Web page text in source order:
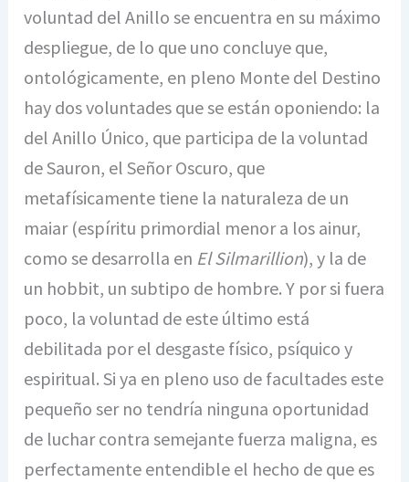
voluntad del Anillo se encuentra en su máximo
despliegue, de lo que uno concluye que,
ontológicamente, en pleno Monte del Destino
hay dos voluntades que se están oponiendo: la
del Anillo Único, que participa de la voluntad
de Sauron, el Señor Oscuro, que
metafísicamente tiene la naturaleza de un
maiar (espíritu primordial menor a los ainur,
como se desarrolla en El Silmarillion), y la de
un hobbit, un subtipo de hombre. Y por si fuera
poco, la voluntad de este último está
debilitada por el desgaste físico, psíquico y
espiritual. Si ya en pleno uso de facultades este
pequeño ser no tendría ninguna oportunidad
de luchar contra semejante fuerza maligna, es
perfectamente entendible el hecho de que es